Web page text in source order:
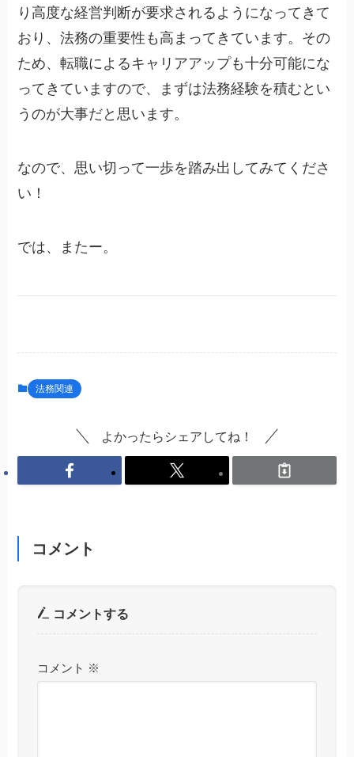
り高度な経営判断が要求されるようになってきて
おり、法務の重要性も高まってきています。その
ため、転職によるキャリアアップも十分可能にな
ってきていますので、まずは法務経験を積むとい
うのが大事だと思います。
なので、思い切って一歩を踏み出してみてくださ
い！
では、またー。
法務関連
よかったらシェアしてね！
コメント
コメントする
コメント ※